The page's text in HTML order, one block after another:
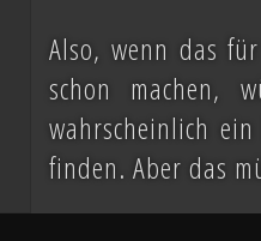
Also, wenn das
schon machen,
wahrscheinlich
finden. Aber das